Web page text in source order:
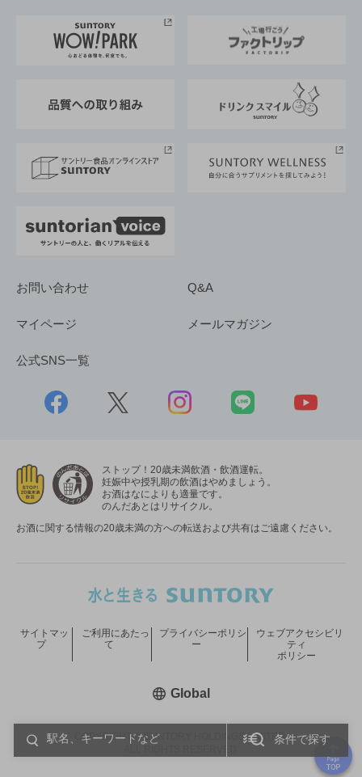
条件で探す
地域情報
サントリーサンバーズ大阪
サントリーが考えるサステナビリティ経営
企業概要
採用情報
お問い合わせ Q&A
マイページ メールマガジン
公式SNS一覧
ストップ！20歳未満飲酒・飲酒運転。
妊娠中や授乳期の飲酒はやめましょう。
お酒はなによりも適量です。
のんだあとはリサイクル。
お酒に関する情報の20歳未満の方への転送および共有はご遠慮ください。
COPYRIGHT © SUNTORY HOLDINGS LIMITED.
サイトマッ
プ
ご利用にあたっ
て
プライバシーポリシ
ー
ウェブアクセシビリ
ティ
ポリシー
Global新しいウィンドウで開く